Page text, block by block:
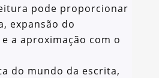
pode proporcionar
expansão do
a aproximação com o
do mundo da escrita,